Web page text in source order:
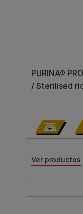
PURINA®
/ Sterilised
Ver productos